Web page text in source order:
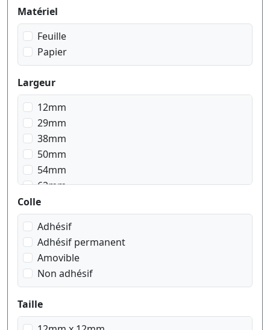
Matériel
Feuille
Papier
Largeur
12mm
29mm
38mm
50mm
54mm
62mm
103mm
Colle
Adhésif
Adhésif permanent
Amovible
Non adhésif
Taille